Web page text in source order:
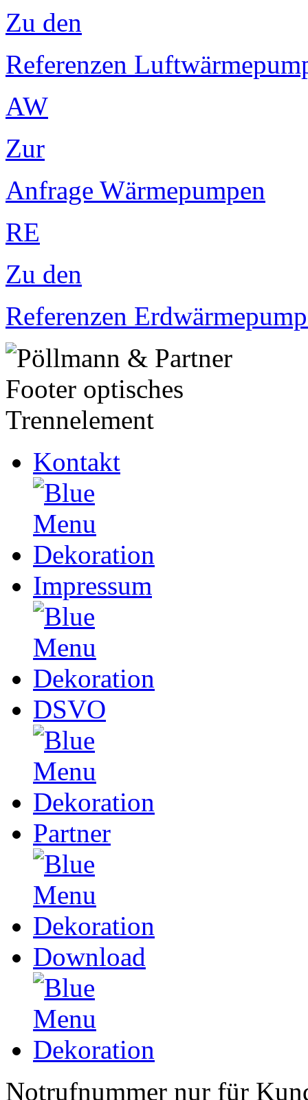
Zu den
Referenzen
AW
Zur
Anfrage Wärmepumpen
RE
Zu den
Referenzen
Kontakt
Impressum
DSVO
Partner
Download
Notrufnummer nur für